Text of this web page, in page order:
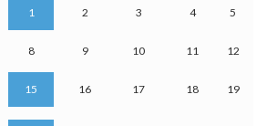
1 2 3 4 5
8 9 10 11 12
15 16 17 18 19